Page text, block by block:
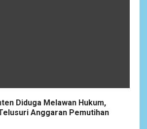
Diduga Melawan Hukum,
Anggaran Pemutihan